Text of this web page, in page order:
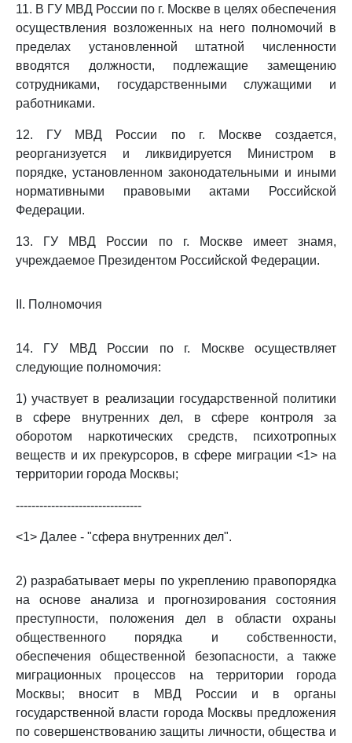
11. В ГУ МВД России по г. Москве в целях обеспечения
осуществления возложенных на него полномочий в
пределах установленной штатной численности
вводятся должности, подлежащие замещению
сотрудниками, государственными служащими и
работниками.
12. ГУ МВД России по г. Москве создается,
реорганизуется и ликвидируется Министром в
порядке, установленном законодательными и иными
нормативными правовыми актами Российской
Федерации.
13. ГУ МВД России по г. Москве имеет знамя,
учреждаемое Президентом Российской Федерации.
II. Полномочия
14. ГУ МВД России по г. Москве осуществляет
следующие полномочия:
1) участвует в реализации государственной политики
в сфере внутренних дел, в сфере контроля за
оборотом наркотических средств, психотропных
веществ и их прекурсоров, в сфере миграции <1> на
территории города Москвы;
--------------------------------
<1> Далее - "сфера внутренних дел".
2) разрабатывает меры по укреплению правопорядка
на основе анализа и прогнозирования состояния
преступности, положения дел в области охраны
общественного порядка и собственности,
обеспечения общественной безопасности, а также
миграционных процессов на территории города
Москвы; вносит в МВД России и в органы
государственной власти города Москвы предложения
по совершенствованию защиты личности, общества и